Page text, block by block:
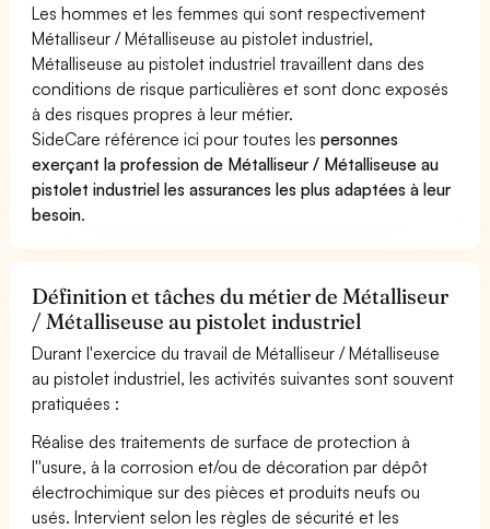
Les hommes et les femmes qui sont respectivement
Métalliseur / Métalliseuse au pistolet industriel,
Métalliseuse au pistolet industriel travaillent dans des
conditions de risque particulières et sont donc exposés
à des risques propres à leur métier.
SideCare référence ici pour toutes lespersonnes
exerçant la profession de Métalliseur / Métalliseuse au
pistolet industriel les assurances les plus adaptées à leur
besoin.
Définition et tâches du métier de Métalliseur
/ Métalliseuse au pistolet industriel
Durant l'exercice du travail de Métalliseur / Métalliseuse
au pistolet industriel, les activités suivantes sont souvent
pratiquées :
Réalise des traitements de surface de protection à
l''usure, à la corrosion et/ou de décoration par dépôt
électrochimique sur des pièces et produits neufs ou
usés. Intervient selon les règles de sécurité et les